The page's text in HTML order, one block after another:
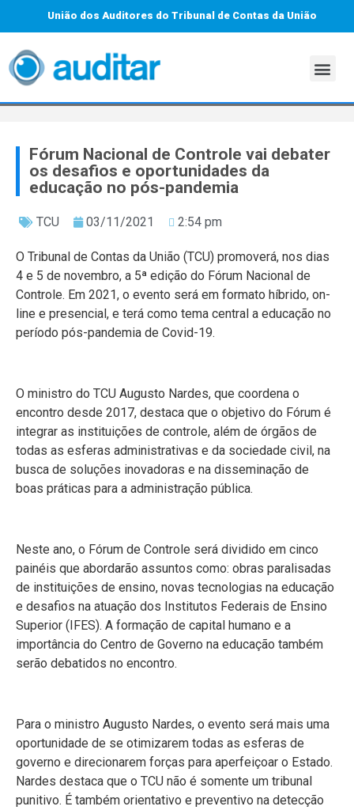
União dos Auditores do Tribunal de Contas da União
Fórum Nacional de Controle vai debater
os desafios e oportunidades da
educação no pós-pandemia
TCU 03/11/2021 2:54 pm
O Tribunal de Contas da União (TCU) promoverá, nos dias
4 e 5 de novembro, a 5ª edição do Fórum Nacional de
Controle. Em 2021, o evento será em formato híbrido, on-
line e presencial, e terá como tema central a educação no
período pós-pandemia de Covid-19.
O ministro do TCU Augusto Nardes, que coordena o
encontro desde 2017, destaca que o objetivo do Fórum é
integrar as instituições de controle, além de órgãos de
todas as esferas administrativas e da sociedade civil, na
busca de soluções inovadoras e na disseminação de
boas práticas para a administração pública.
Neste ano, o Fórum de Controle será dividido em cinco
painéis que abordarão assuntos como: obras paralisadas
de instituições de ensino, novas tecnologias na educação
e desafios na atuação dos Institutos Federais de Ensino
Superior (IFES). A formação de capital humano e a
importância do Centro de Governo na educação também
serão debatidos no encontro.
Para o ministro Augusto Nardes, o evento será mais uma
oportunidade de se otimizarem todas as esferas de
governo e direcionarem forças para aperfeiçoar o Estado.
Nardes destaca que o TCU não é somente um tribunal
punitivo. É também orientativo e preventivo na detecção